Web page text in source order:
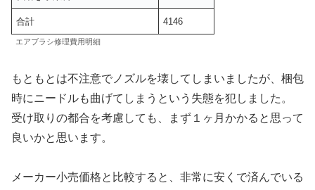
合計 4146
エアブラシ修理費用明細
もともとは不注意でノズルを壊してしまいましたが、梱包
時にニードルも曲げてしまうという失態を犯しました。
受け取りの都合を考慮しても、まず１ヶ月かかると思って
良いかと思います。
メーカー小売価格と比較すると、非常に安くで済んでいる